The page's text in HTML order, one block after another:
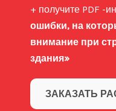
+ получите PDF -
ошибки, на
внимание при
здания»
ЗАКАЗАТЬ